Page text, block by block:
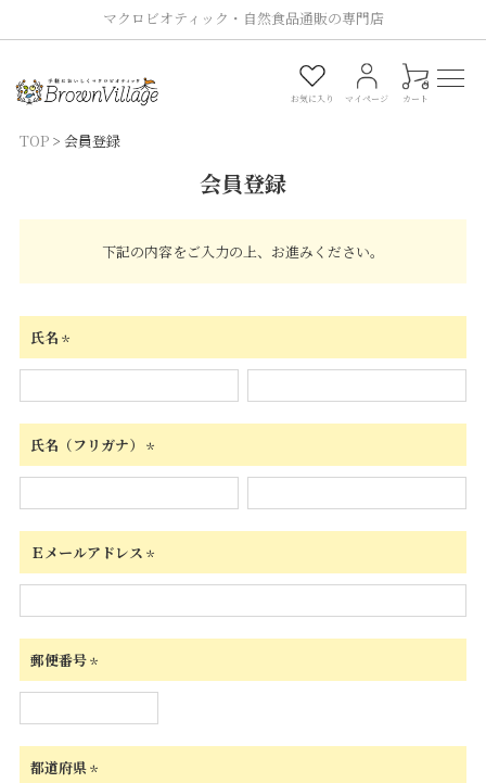
マクロビオティック・自然食品通販の専門店
お気に入り マイページ カート
0
TOP 会員登録
会員登録
下記の内容をご入力の上、お進みください。
氏名
(必
氏名（フリガナ）
(必
Ｅメールアドレス
(必
郵便番号
(必
都道府県